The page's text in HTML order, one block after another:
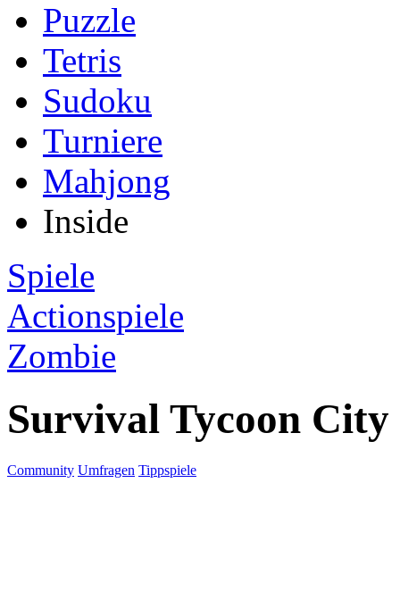
Puzzle
Tetris
Sudoku
Turniere
Mahjong
Inside
Spiele
Actionspiele
Zombie
Survival Tycoon
Community Umfragen Tippspiele